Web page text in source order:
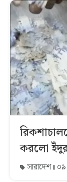
করলো
সারাদেশ